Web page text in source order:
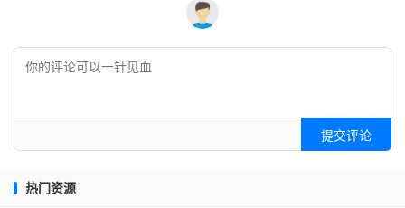
提交评论
热门资源